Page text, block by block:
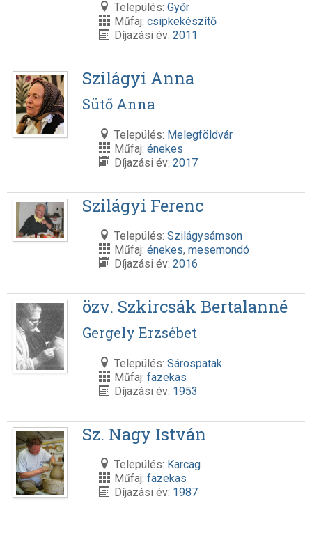
Település: Győr
Műfaj: csipkekészítő
Díjazási év: 2011
Szilágyi Anna
Sütő Anna
Település: Melegföldvár
Műfaj: énekes
Díjazási év: 2017
Szilágyi Ferenc
Település: Szilágysámson
Műfaj: énekes, mesemondó
Díjazási év: 2016
özv. Szkircsák Bertalanné
Gergely Erzsébet
Település: Sárospatak
Műfaj: fazekas
Díjazási év: 1953
Sz. Nagy István
Település: Karcag
Műfaj: fazekas
Díjazási év: 1987